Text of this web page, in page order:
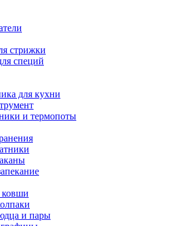
стрижки
специй
для кухни
и термопоты
и пары